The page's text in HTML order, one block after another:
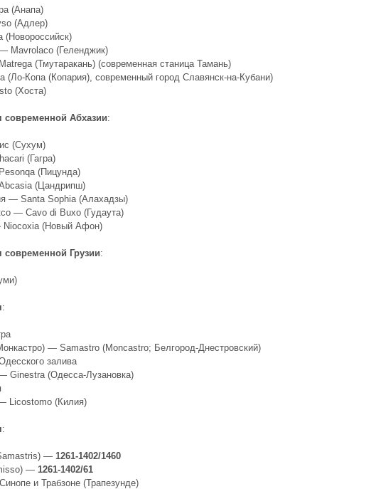
(Анапа)
(Адлер)
(Новороссийск)
Mavrolaco (Геленджик)
(Тмутаракань) (современная станица Тамань)
(Ло-Копа (Копария), современный город Славянск-на-Кубани)
(Хоста)
современной Абхазии:
(Сухум)
(Гагра)
(Пицунда)
(Цандрипш)
— Santa Sophia (Алахадзы)
— Cavo di Buxo (Гудаута)
Niocoxia (Новый Афон)
современной Грузии:
:
— Samastro (Moncastro; Белгород-Днестровский)
залива
Ginestra (Одесса-Лузановка)
Licostomo (Килия)
:
— 1261-1402/1460
— 1261-1402/61
и Трабзоне (Трапезунде)